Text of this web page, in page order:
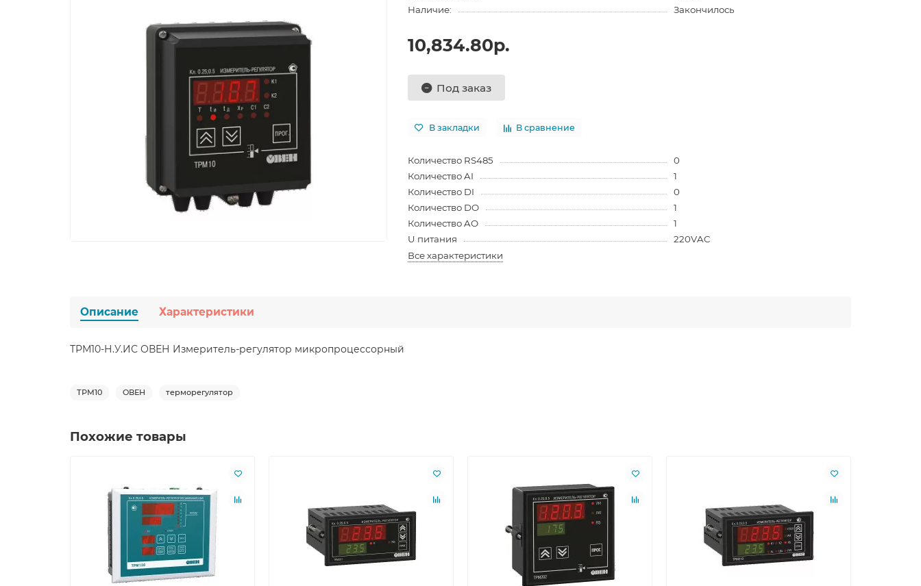
Наличие:
Закончилось
10,834.80р.
Под заказ
В закладки В сравнение
Количество RS485
0
Количество AI
1
Количество DI
0
Количество DO
1
Количество AO
1
U питания
220VAC
Все характеристики
Описание Характеристики
ТРМ10-Н.У.ИС ОВЕН Измеритель-регулятор микропроцессорный
ТРМ10 ОВЕН терморегулятор
Похожие товары